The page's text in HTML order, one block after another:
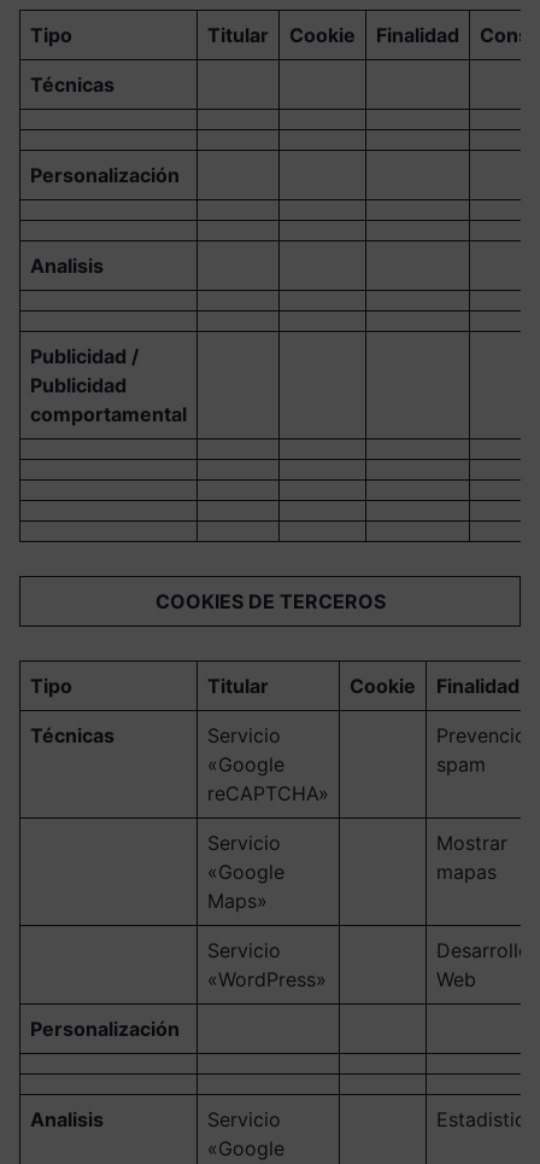
Tipo Titular Cookie Finalidad
Técnicas
Personalización
Analisis
Publicidad /
Publicidad
comportamental
COOKIES DE TERCEROS
Tipo Titular Cookie Finalidad
Técnicas
Servicio
«Google
reCAPTCHA»
Prevencion
spam
Servicio
«Google
Maps»
Mostrar
mapas
Servicio
«WordPress»
Desarrollo
Web
Personalización
Analisis
Servicio
«Google